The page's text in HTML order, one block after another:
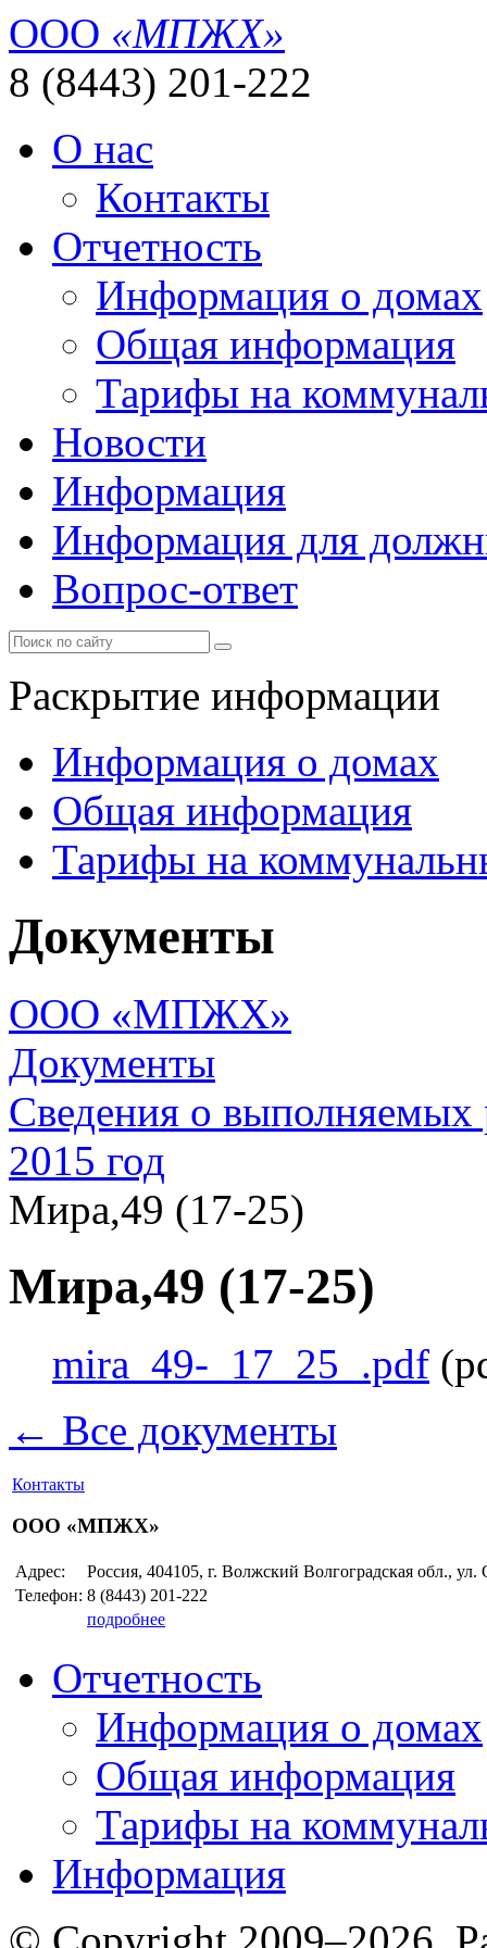
ООО «МПЖХ»
8 (8443) 201-222
О нас
Контакты
Отчетность
Информация о домах
Общая информация
Тарифы на
Новости
Информация
Информация для
Вопрос-ответ
Раскрытие информации
Информация о домах
Общая информация
Тарифы на
Документы
ООО «МПЖХ»
Документы
Сведения о выполняемых
2015 год
Мира,49 (17-25)
Мира,49 (17-25)
mira_49-_17_25_.pdf
← Все документы
Контакты
ООО «МПЖХ»
Адрес:
Россия, 404105, г. Волжский Волгоградская обл., ул.
Телефон: 8 (8443) 201-222
подробнее
Отчетность
Информация о домах
Общая информация
Тарифы на
Информация